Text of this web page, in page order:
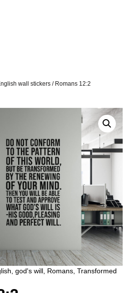
wall stickers / Romans 12:2
,god's will, Romans,Transformed